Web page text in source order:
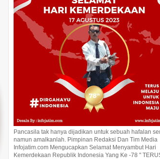
Pancasila tak hanya dijadikan untuk sebuah hafalan
namun amalkanlah. Pimpinan Redaksi Dan Tim Media
Infojatim.com Mengucapkan Selamat Menyambut Hari
Kemerdekaan Republik Indonesia Yang Ke -78 "